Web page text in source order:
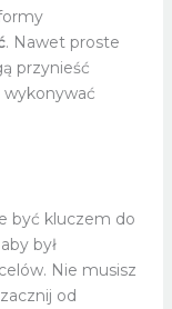
. Nawet proste
przynieść
wykonywać
być kluczem do
był
Nie musisz
od